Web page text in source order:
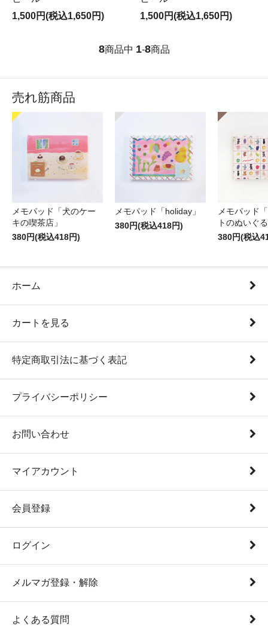
1,500円(税込1,650円)
1,500円(税込1,650円)
8商品中 1-8商品
売れ筋商品
メモパッド「犬のケー
キの喫茶店」
380円(税込418円)
メモパッド「holiday」
380円(税込418円)
メモパッド
トのぬいぐ
380円(税込
ホーム
カートを見る
特定商取引法に基づく表記
プライバシーポリシー
お問い合わせ
マイアカウント
会員登録
ログイン
メルマガ登録・解除
よくある質問